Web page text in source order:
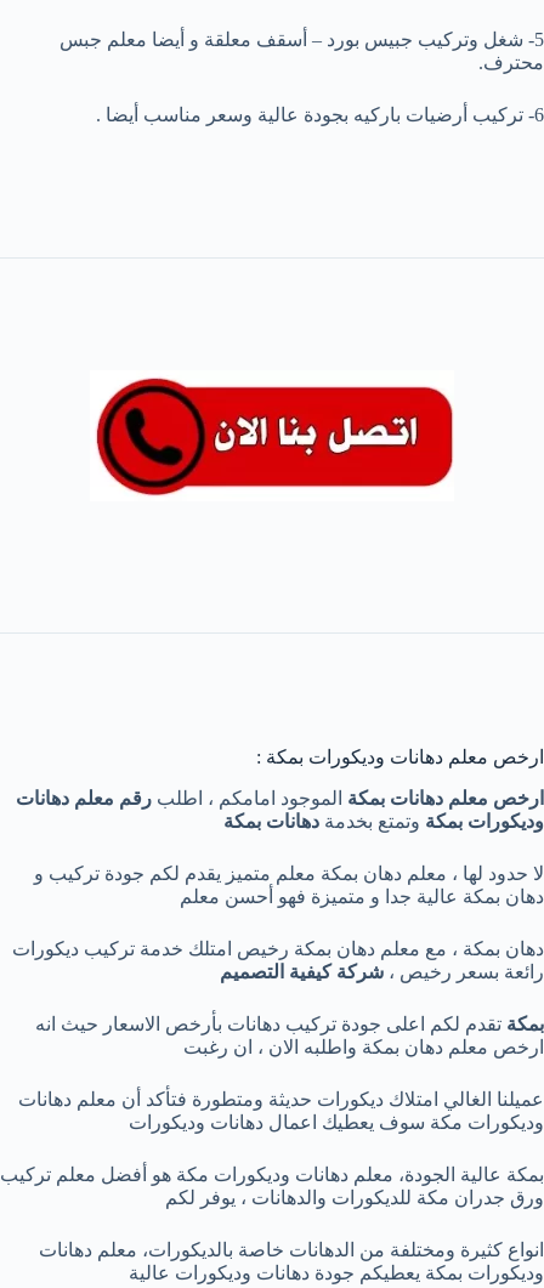
5- شغل وتركيب جبيس بورد – أسقف معلقة و أيضا معلم جبس
محترف.
6- تركيب أرضيات باركيه بجودة عالية وسعر مناسب أيضا .
ارخص معلم دهانات وديكورات بمكة :
ارخص معلم دهانات بمكة الموجود امامكم ، اطلب رقم معلم دهانات
وديكورات بمكة وتمتع بخدمة دهانات بمكة
لا حدود لها ، معلم دهان بمكة معلم متميز يقدم لكم جودة تركيب و
دهان بمكة عالية جدا و متميزة فهو أحسن معلم
دهان بمكة ، مع معلم دهان بمكة رخيص امتلك خدمة تركيب ديكورات
رائعة بسعر رخيص ، شركة كيفية التصميم
بمكة تقدم لكم اعلى جودة تركيب دهانات بأرخص الاسعار حيث انه
ارخص معلم دهان بمكة واطلبه الان ، ان رغبت
عميلنا الغالي امتلاك ديكورات حديثة ومتطورة فتأكد أن معلم دهانات
وديكورات مكة سوف يعطيك اعمال دهانات وديكورات
بمكة عالية الجودة، معلم دهانات وديكورات مكة هو أفضل معلم تركيب
ورق جدران مكة للديكورات والدهانات ، يوفر لكم
انواع كثيرة ومختلفة من الدهانات خاصة بالديكورات، معلم دهانات
وديكورات بمكة يعطيكم جودة دهانات وديكورات عالية